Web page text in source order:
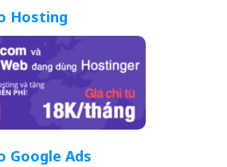
Hosting
Google Ads